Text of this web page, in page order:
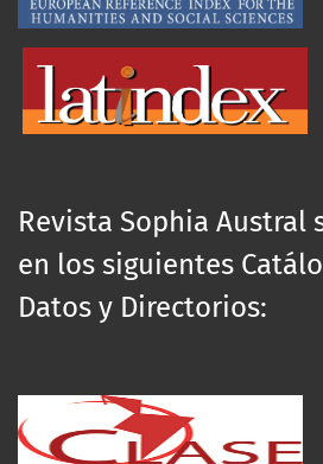
Revista Sophia Austral
en los siguientes
Datos y Directorios: